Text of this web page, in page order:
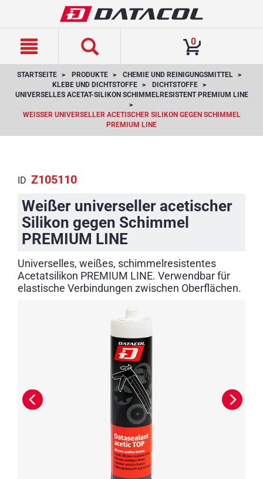
0
STARTSEITE PRODUKTE
CHEMIE UND REINIGUNGSMITTEL
KLEBE UND DICHTSTOFFE
DICHTSTOFFE
UNIVERSELLES ACETAT-SILIKON SCHIMMELRESISTENT PREMIUM LINE
WEISSER UNIVERSELLER ACETISCHER SILIKON GEGEN SCHIMMEL P
REMIUM LINE
ID Z105110
Weißer universeller acetischer
Silikon gegen Schimmel
PREMIUM LINE
Universelles, weißes, schimmelresistentes
Acetatsilikon PREMIUM LINE. Verwendbar für
elastische Verbindungen zwischen Oberflächen.